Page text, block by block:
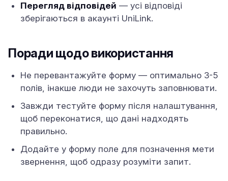
Перегляд відповідей — усі відповіді
зберігаються в акаунті UniLink.
Поради щодо використання
Не перевантажуйте форму — оптимально 3-5
полів, інакше люди не захочуть заповнювати.
Завжди тестуйте форму після налаштування,
щоб переконатися, що дані надходять
правильно.
Додайте у форму поле для позначення мети
звернення, щоб одразу розуміти запит.